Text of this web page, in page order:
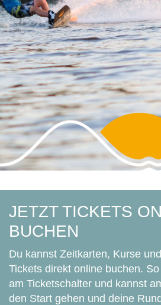
JETZT TICKETS
BUCHEN
Du kannst Zeitkarten, Kurse
Tickets direkt online buchen.
am Ticketschalter und kannst
den Start gehen und deine